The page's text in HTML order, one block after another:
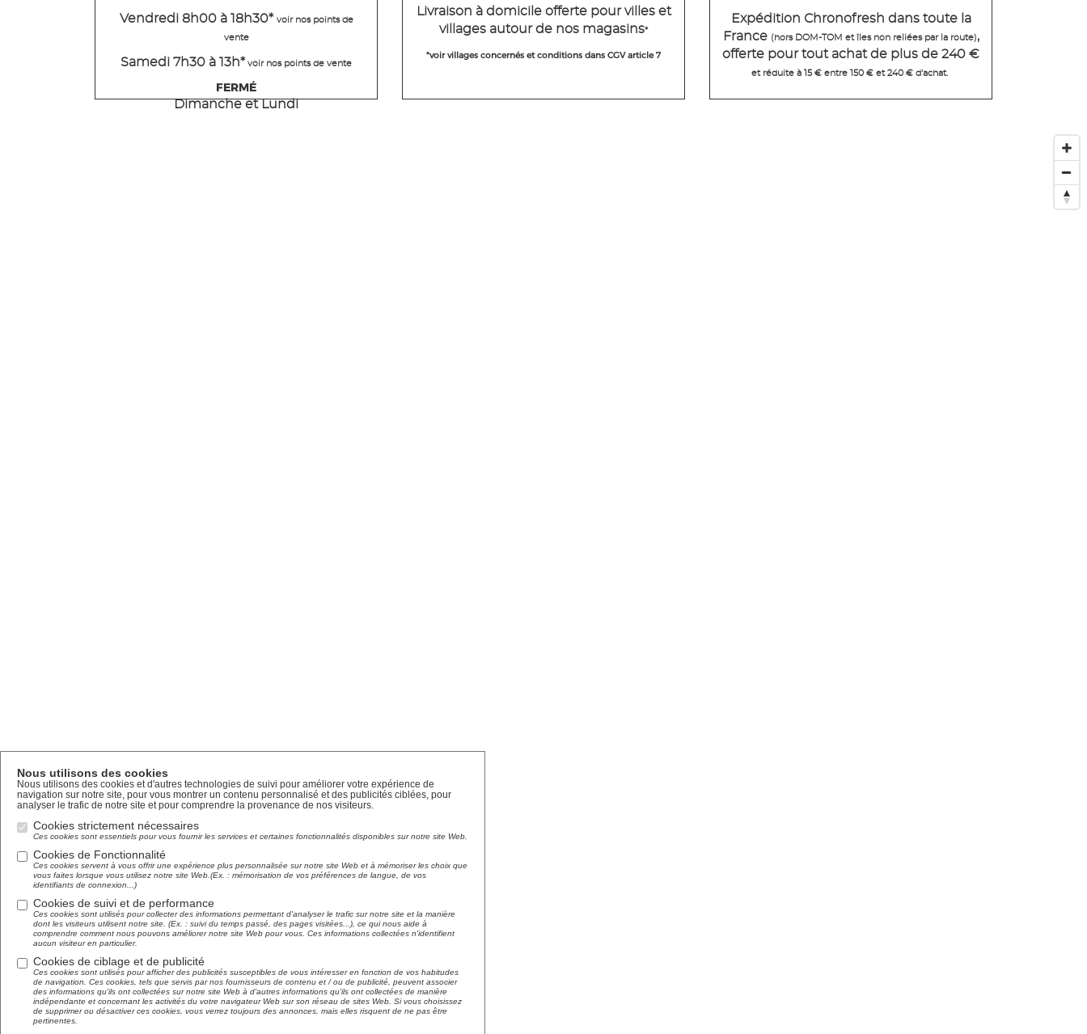
Vendredi 8h00 à 18h30* voir nos points de
vente
Samedi 7h30 à 13h* voir nos points de vente
FERMÉ
Dimanche et Lundi
Livraison à domicile offerte pour villes et
villages autour de nos magasins*
*voir villages concernés et conditions dans CGV article 7
Expédition Chronofresh dans toute la
France (hors DOM-TOM et îles non reliées par la route),
offerte pour tout achat de plus de 240 €
et réduite à 15 € entre 150 € et 240 € d'achat.
Nous utilisons des cookies
Nous utilisons des cookies et d'autres technologies de suivi pour améliorer votre expérience de
navigation sur notre site, pour vous montrer un contenu personnalisé et des publicités ciblées, pour
analyser le trafic de notre site et pour comprendre la provenance de nos visiteurs.
Cookies strictement nécessaires
Ces cookies sont essentiels pour vous fournir les services et certaines fonctionnalités disponibles sur notre site Web.
Cookies de Fonctionnalité
Ces cookies servent à vous offrir une expérience plus personnalisée sur notre site Web et à mémoriser les choix que
vous faites lorsque vous utilisez notre site Web.(Ex. : mémorisation de vos préférences de langue, de vos
identifiants de connexion...)
Cookies de suivi et de performance
Ces cookies sont utilisés pour collecter des informations permettant d'analyser le trafic sur notre site et la manière
dont les visiteurs utilisent notre site. (Ex. : suivi du temps passé, des pages visitées...), ce qui nous aide à
comprendre comment nous pouvons améliorer notre site Web pour vous. Ces informations collectées n'identifient
aucun visiteur en particulier.
Cookies de ciblage et de publicité
Ces cookies sont utilisés pour afficher des publicités susceptibles de vous intéresser en fonction de vos habitudes
de navigation. Ces cookies, tels que servis par nos fournisseurs de contenu et / ou de publicité, peuvent associer
des informations qu'ils ont collectées sur notre site Web à d'autres informations qu'ils ont collectées de manière
indépendante et concernant les activités du votre navigateur Web sur son réseau de sites Web. Si vous choisissez
de supprimer ou désactiver ces cookies, vous verrez toujours des annonces, mais elles risquent de ne pas être
pertinentes.